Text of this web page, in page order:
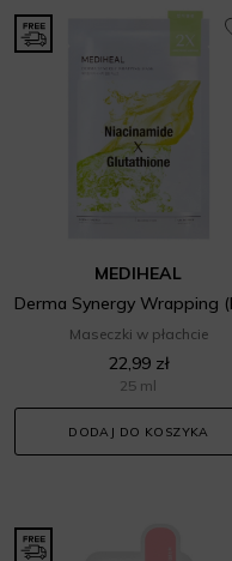
MEDIHEAL
Maseczki w płachcie
22,99 zł
25 ml
DODAJ DO KOSZYKA